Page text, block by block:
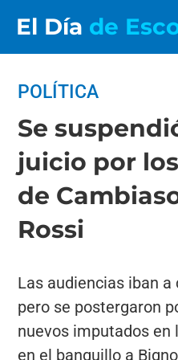
El Día de
POLÍTICA
Se
juicio por
de
Rossi
Las audiencias iban
pero se postergaron
nuevos imputados en
en el banquillo a